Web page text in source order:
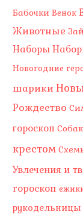
Бабочки Венок
Животные
Наборы
Новогодние
шарики
Рождество
гороскоп
крестом
Увлечения и
гороскоп
рукодельницы